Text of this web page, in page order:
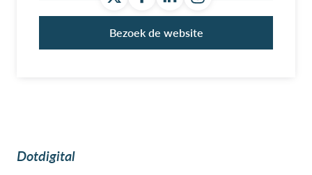
Bezoek de website
Dotdigital